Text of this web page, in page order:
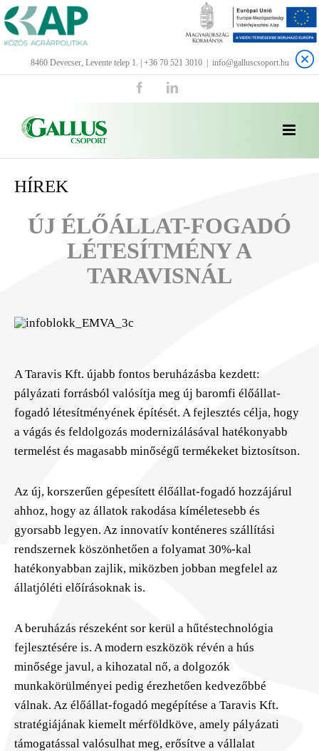
Kihagyás
8460 Devecser, Levente telep 1. | +36 70 521 3010 info@galluscsoport.hu
FacebookLinkedIn
HÍREK
ÚJ ÉLŐÁLLAT-FOGADÓ
LÉTESÍTMÉNY A
TARAVISNÁL
A Taravis Kft. újabb fontos beruházásba kezdett:
pályázati forrásból valósítja meg új baromfi élőállat-
fogadó létesítményének építését. A fejlesztés célja, hogy
a vágás és feldolgozás modernizálásával hatékonyabb
termelést és magasabb minőségű termékeket biztosítson.
Az új, korszerűen gépesített élőállat-fogadó hozzájárul
ahhoz, hogy az állatok rakodása kíméletesebb és
gyorsabb legyen. Az innovatív konténeres szállítási
rendszernek köszönhetően a folyamat 30%-kal
hatékonyabban zajlik, miközben jobban megfelel az
állatjóléti előírásoknak is.
A beruházás részeként sor kerül a hűtéstechnológia
fejlesztésére is. A modern eszközök révén a hús
minősége javul, a kihozatal nő, a dolgozók
munkakörülményei pedig érezhetően kedvezőbbé
válnak. Az élőállat-fogadó megépítése a Taravis Kft.
stratégiájának kiemelt mérföldköve, amely pályázati
támogatással valósulhat meg, erősítve a vállalat